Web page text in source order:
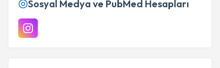
Sosyal Medya ve PubMed Hesapları